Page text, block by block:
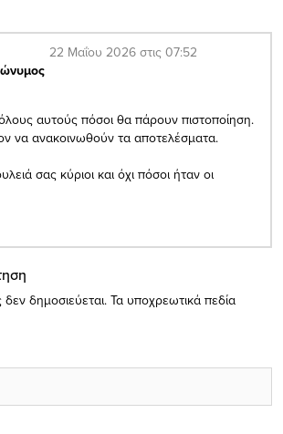
22 Μαΐου 2026 στις 07:52
αυτούς πόσοι θα πάρουν πιστοποίηση.
να ανακοινωθούν τα αποτελέσματα.
σας κύριοι και όχι πόσοι ήταν οι
δημοσιεύεται. Τα υποχρεωτικά πεδία